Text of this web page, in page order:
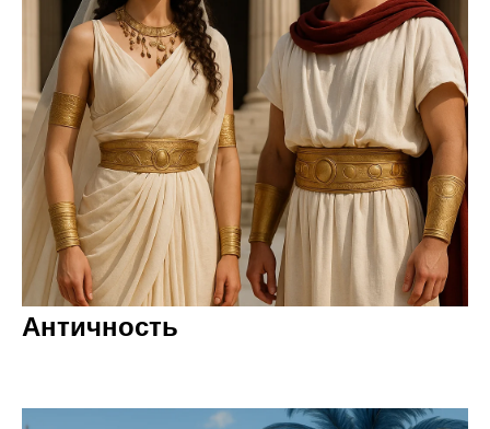
Античность